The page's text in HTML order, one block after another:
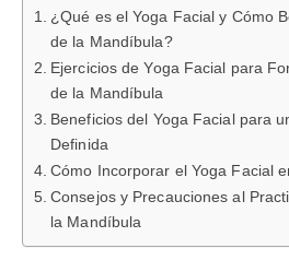
¿Qué es el Yoga Facial y Cómo
de la Mandíbula?
Ejercicios de Yoga Facial para
de la Mandíbula
Beneficios del Yoga Facial para
Definida
Cómo Incorporar el Yoga Facial
Consejos y Precauciones al
la Mandíbula